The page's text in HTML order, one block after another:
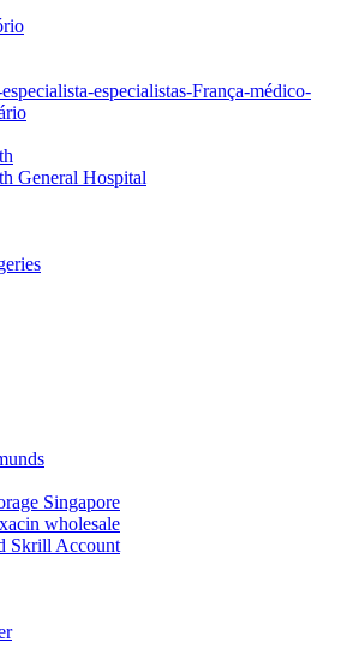
especialistas-França-médico-
General Hospital
Singapore
wholesale
Skrill Account